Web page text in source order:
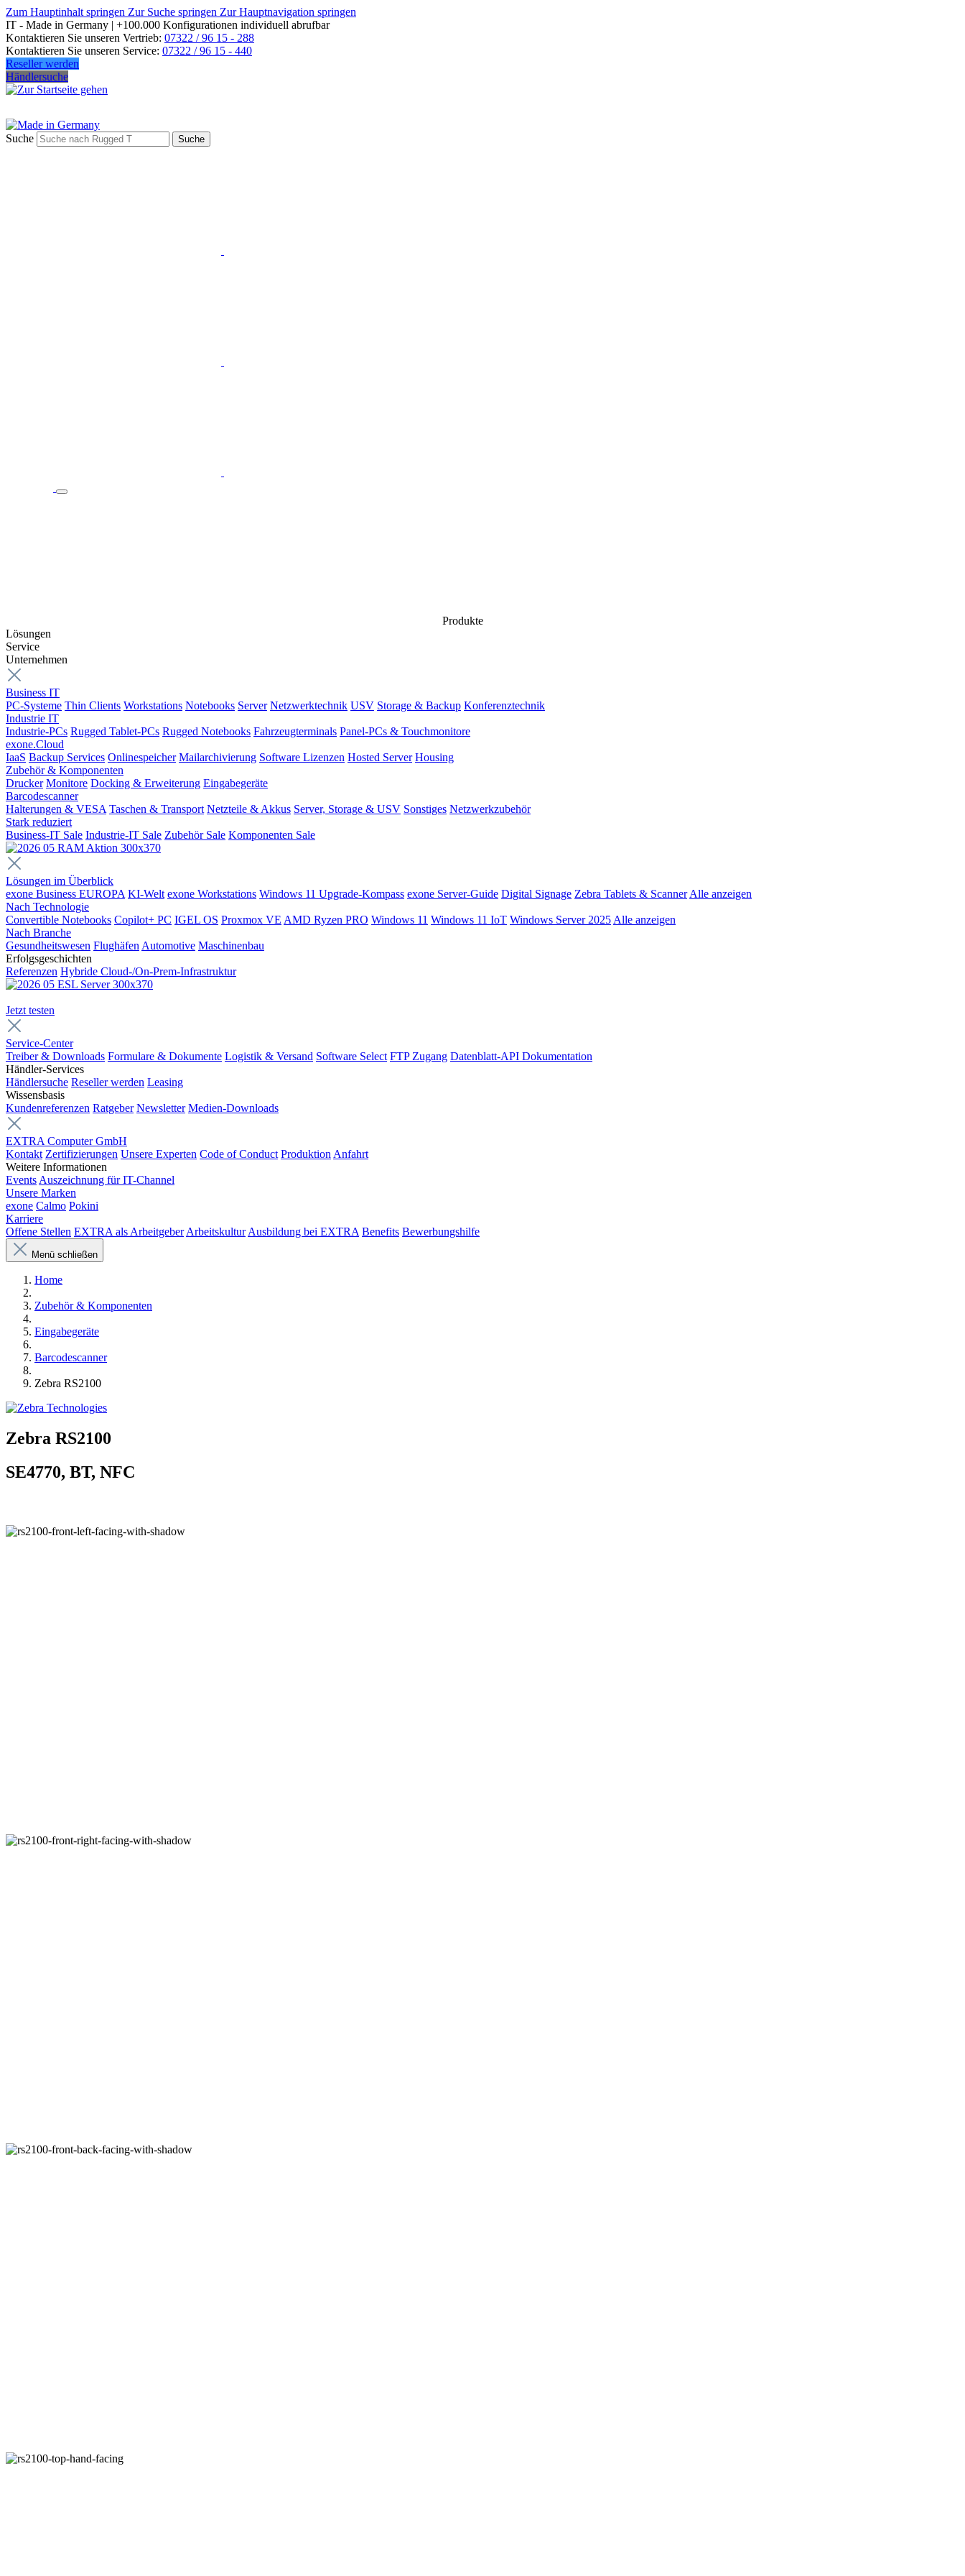
Zum Hauptinhalt springen Zur Suche springen Zur Hauptnavigation springen
IT - Made in Germany | +100.000 Konfigurationen individuell abrufbar
Kontaktieren Sie unseren Vertrieb: 07322 / 96 15 - 288
Kontaktieren Sie unseren Service: 07322 / 96 15 - 440
Reseller werden
Händlersuche
Suche Suche
Produkte
Lösungen
Service
Unternehmen
Business IT
PC-Systeme Thin Clients Workstations Notebooks Server Netzwerktechnik USV Storage & Backup Konferenztechnik
Industrie IT
Industrie-PCs Rugged Tablet-PCs Rugged Notebooks Fahrzeugterminals Panel-PCs & Touchmonitore
exone.Cloud
IaaS Backup Services Onlinespeicher Mailarchivierung Software Lizenzen Hosted Server Housing
Zubehör & Komponenten
Drucker Monitore Docking & Erweiterung Eingabegeräte
Barcodescanner
Halterungen & VESA Taschen & Transport Netzteile & Akkus Server, Storage & USV Sonstiges Netzwerkzubehör
Stark reduziert
Business-IT Sale Industrie-IT Sale Zubehör Sale Komponenten Sale
Lösungen im Überblick
exone Business EUROPA KI-Welt exone Workstations Windows 11 Upgrade-Kompass exone Server-Guide Digital Signage Zebra Tablets & Scanner Alle anzeigen
Nach Technologie
Convertible Notebooks Copilot+ PC IGEL OS Proxmox VE AMD Ryzen PRO Windows 11 Windows 11 IoT Windows Server 2025 Alle anzeigen
Nach Branche
Gesundheitswesen Flughäfen Automotive Maschinenbau
Erfolgsgeschichten
Referenzen Hybride Cloud-/On-Prem-Infrastruktur
Jetzt testen
Service-Center
Treiber & Downloads Formulare & Dokumente Logistik & Versand Software Select FTP Zugang Datenblatt-API Dokumentation
Händler-Services
Händlersuche Reseller werden Leasing
Wissensbasis
Kundenreferenzen Ratgeber Newsletter Medien-Downloads
EXTRA Computer GmbH
Kontakt Zertifizierungen Unsere Experten Code of Conduct Produktion Anfahrt
Weitere Informationen
Events Auszeichnung für IT-Channel
Unsere Marken
exone Calmo Pokini
Karriere
Offene Stellen EXTRA als Arbeitgeber Arbeitskultur Ausbildung bei EXTRA Benefits Bewerbungshilfe
Menü schließen
Home
Zubehör & Komponenten
Eingabegeräte
Barcodescanner
Zebra RS2100
Zebra RS2100
SE4770, BT, NFC